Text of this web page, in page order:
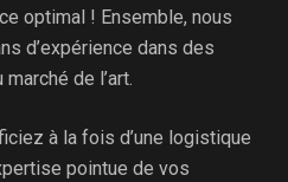
optimal ! Ensemble, nous
d’expérience dans des
de l’art.
à la fois d’une logistique
pointue de vos